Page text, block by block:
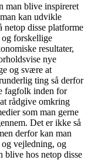
man blive inspireret
kan udvikle
netop disse platforme
og forskellige
resultater,
nye
og svære at
ting så derfor
fagfolk inden for
rådgive omkring
som man gerne
Det er ikke så
derfor kan man
og vejledning, og
blive hos netop disse